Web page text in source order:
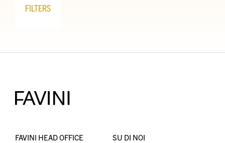
FILTERS
FAVINI HEAD OFFICE SU DI NOI